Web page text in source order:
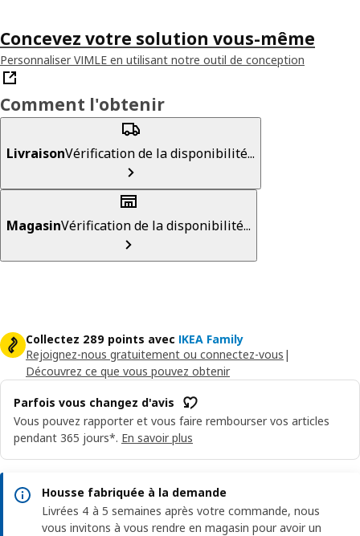
Concevez votre solution vous-même
Personnaliser VIMLE en utilisant notre outil de conception
Comment l'obtenir
LivraisonVérification de la disponibilité...
MagasinVérification de la disponibilité...
Collectez 289 points avec IKEA Family
Rejoignez-nous gratuitement ou connectez-vous |
Découvrez ce que vous pouvez obtenir
Parfois vous changez d'avis
Vous pouvez rapporter et vous faire rembourser vos articles
pendant 365 jours*. En savoir plus
Housse fabriquée à la demande
Livrées 4 à 5 semaines après votre commande, nous
vous invitons à vous rendre en magasin pour avoir un